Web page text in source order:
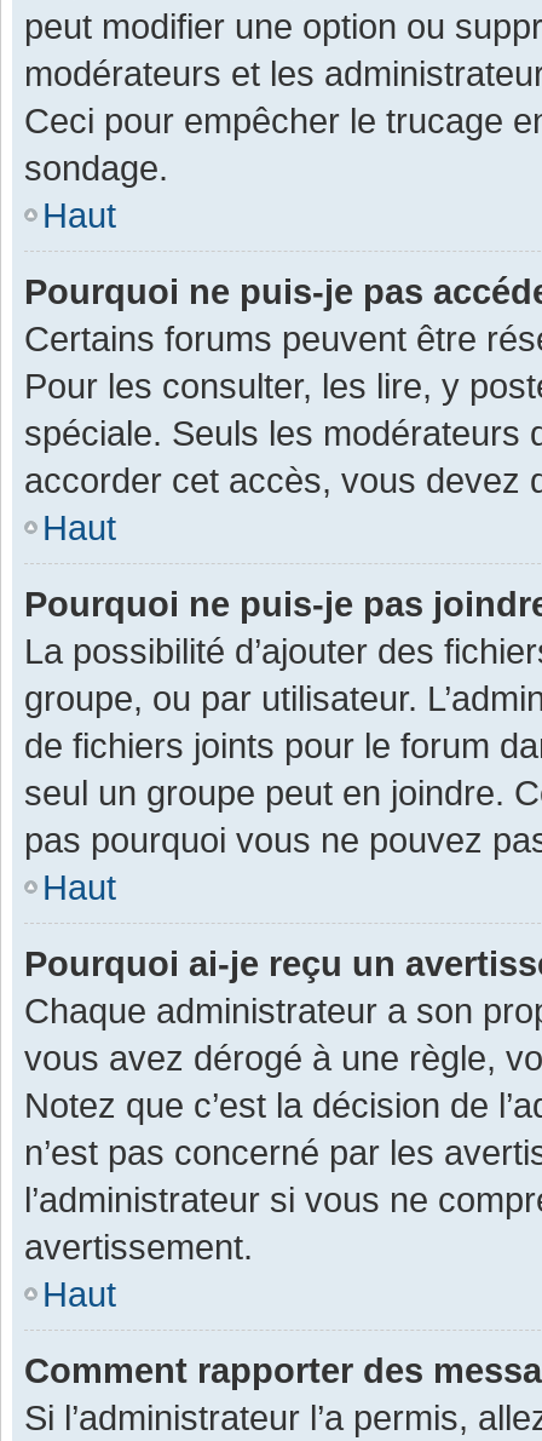
peut modifier une option ou
modérateurs et les
Ceci pour empêcher le trucage
sondage.
Haut
Pourquoi ne puis-je pas
Certains forums peuvent être
Pour les consulter, les lire, y
spéciale. Seuls les modérateurs
accorder cet accès, vous devez
Haut
Pourquoi ne puis-je pas
La possibilité d’ajouter des
groupe, ou par utilisateur.
de fichiers joints pour le forum
seul un groupe peut en joindre.
pas pourquoi vous ne pouvez
Haut
Pourquoi ai-je reçu un
Chaque administrateur a son
vous avez dérogé à une règle,
Notez que c’est la décision de
n’est pas concerné par les
l’administrateur si vous ne
avertissement.
Haut
Comment rapporter des
Si l’administrateur l’a permis,